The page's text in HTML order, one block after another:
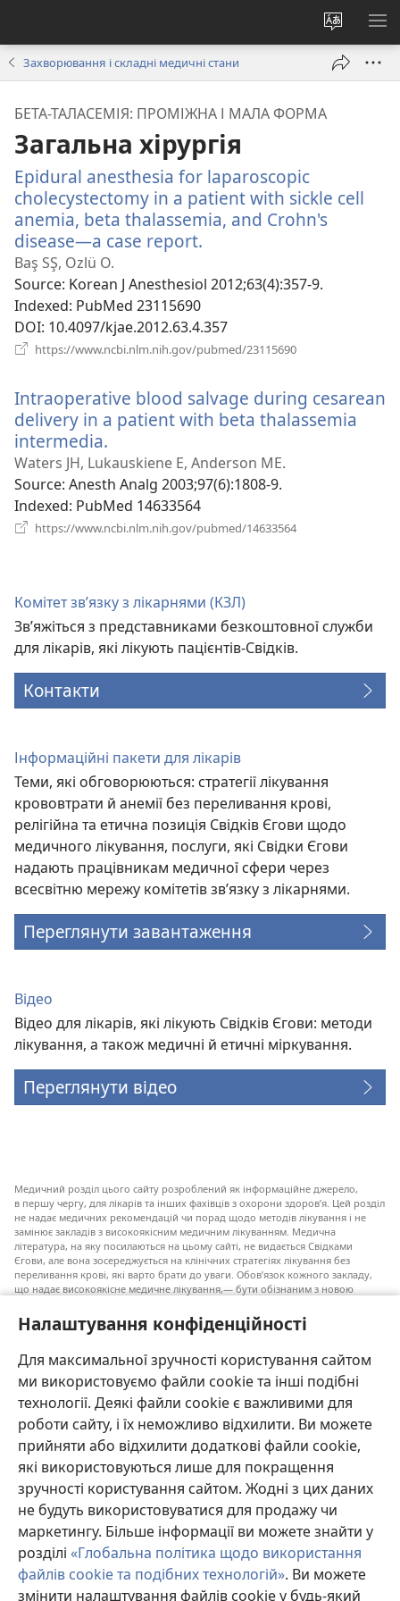
Налаштування конфіденційності
Для максимальної зручності користування сайтом
ми використовуємо файли cookie та інші подібні
технології. Деякі файли cookie є важливими для
роботи сайту, і їх неможливо відхилити. Ви можете
прийняти або відхилити додаткові файли cookie,
які використовуються лише для покращення
зручності користування сайтом. Жодні з цих даних
не будуть використовуватися для продажу чи
маркетингу. Більше інформації ви можете знайти у
розділі «Глобальна політика щодо використання
файлів cookie та подібних технологій». Ви можете
змінити налаштування файлів cookie у будь-який
Змінити
мову
сайту
Захворювання і складні медичні стани
БЕТА-ТАЛАСЕМІЯ: ПРОМІЖНА І МАЛА ФОРМА
Загальна хірургія
Epidural anesthesia for laparoscopic
cholecystectomy in a patient with sickle cell
anemia, beta thalassemia, and Crohn's
disease—a case report.
новому
Baş SŞ, Ozlü O.
Source‎: Korean J Anesthesiol 2012;63(4):357-9.
Indexed‎: PubMed 23115690
DOI‎: 10.4097/kjae.2012.63.4.357
https://www.ncbi.nlm.nih.gov/pubmed/23115690
вікні)
Intraoperative blood salvage during cesarean
delivery in a patient with beta thalassemia
intermedia.
у
новому
вікні)
Waters JH, Lukauskiene E, Anderson ME.
Source‎: Anesth Analg 2003;97(6):1808-9.
Indexed‎: PubMed 14633564
https://www.ncbi.nlm.nih.gov/pubmed/14633564
Комітет зв’язку з лікарнями (КЗЛ)
Зв’яжіться з представниками безкоштовної служби
для лікарів, які лікують пацієнтів-Свідків.
Контакти
Інформаційні пакети для лікарів
Теми, які обговорюються: стратегії лікування
крововтрати й анемії без переливання крові,
релігійна та етична позиція Свідків Єгови щодо
медичного лікування, послуги, які Свідки Єгови
надають працівникам медичної сфери через
всесвітню мережу комітетів зв’язку з лікарнями.
Переглянути завантаження
Відео
Відео для лікарів, які лікують Свідків Єгови: методи
лікування, а також медичні й етичні міркування.
Переглянути відео
Медичний розділ цього сайту розроблений як інформаційне джерело,
в першу чергу, для лікарів та інших фахівців з охорони здоров’я. Цей розділ
не надає медичних рекомендацій чи порад щодо методів лікування і не
замінює закладів з високоякісним медичним лікуванням. Медична
література, на яку посилаються на цьому сайті, не видається Свідками
Єгови, але вона зосереджується на клінічних стратегіях лікування без
переливання крові, які варто брати до уваги. Обов’язок кожного закладу,
що надає високоякісне медичне лікування,— бути обізнаним з новою
пацієнту приймати власні рішення згідно з його медичним станом,
побажаннями, цінностями та віруваннями. Не всі медичні стратегії, згадані
До пацієнтів: завжди шукайте порад вашого лікаря або іншого фахівця
з охорони здоров’я щодо медичних станів та лікування. Проконсультуйтеся
з лікарем, якщо відчуваєте, що ви хворі.
Послуговуватися цим сайтом можна згідно з умовами його використання.
Налаштування зовнішнього вигляду
Copyright© 2026 Watch Tower Bible and Tract Society of Pennsylvania.